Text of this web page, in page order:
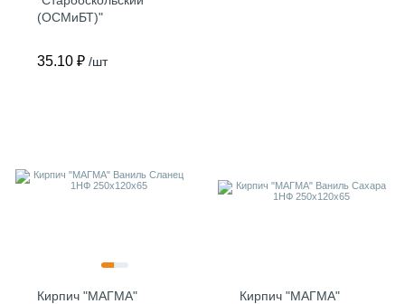
(ОСМиБТ)"
35.10 ₽ /шт
Кирпич "МАГМА"
Кирпич "МАГМА"